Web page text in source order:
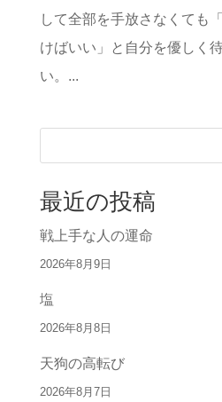
して全部を手放さなくても
けばいい」と自分を優しく
い。...
最近の投稿
戦上手な人の運命
2026年8月9日
塩
2026年8月8日
天狗の高転び
2026年8月7日